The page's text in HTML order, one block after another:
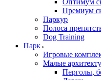
Оптимум
Премиум
Паркур
Полоса
Dog Training
Парк
Игровые
Малые
Перголы,